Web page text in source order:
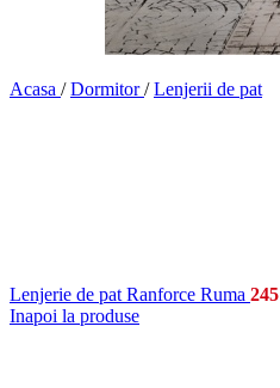
Acasa / Dormitor/ Lenjerii de pat
Lenjerie de pat Ranforce Ruma 245
Inapoi la produse